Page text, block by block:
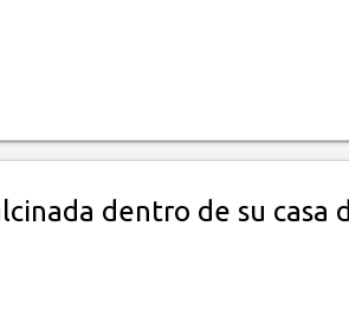
dentro de su casa